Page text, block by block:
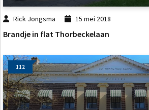
Rick Jongsma 15 mei 2018
Brandje in flat Thorbeckelaan
112